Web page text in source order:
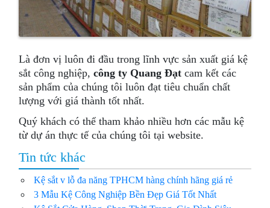
Là đơn vị luôn đi đầu trong lĩnh vực sản xuất giá kệ
sắt công nghiệp,công ty Quang Đạtcam kết các
sản phẩm của chúng tôi luôn đạt tiêu chuẩn chất
lượng với giá thành tốt nhất.
Quý khách có thể tham khảo nhiều hơn các mẫu kệ
từ dự án thực tế của chúng tôi tại website.
Tin tức khác
Kệ sắt v lỗ đa năng TPHCM hàng chính hãng giá rẻ
3 Mẫu Kệ Công Nghiệp Bền Đẹp Giá Tốt Nhất